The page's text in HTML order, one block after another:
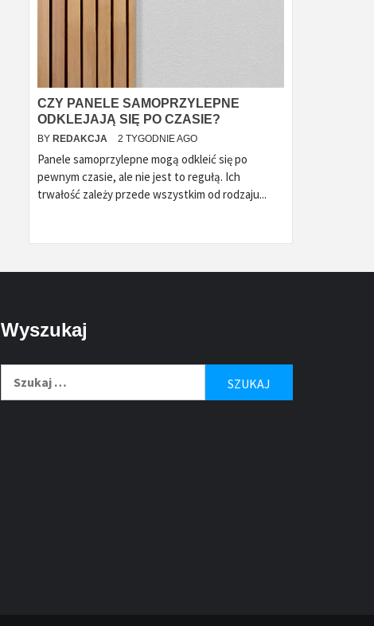
CZY PANELE SAMOPRZYLEPNE
ODKLEJAJĄ SIĘ PO CZASIE?
BY REDAKCJA 2 TYGODNIE AGO
Panele samoprzylepne mogą odkleić się po
pewnym czasie, ale nie jest to regułą. Ich
trwałość zależy przede wszystkim od rodzaju...
Wyszukaj